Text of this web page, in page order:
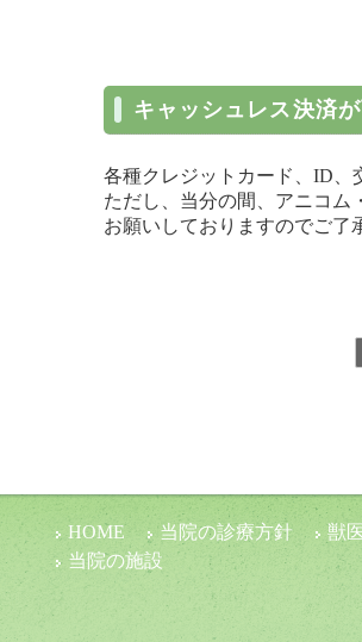
キャッシュレス決済
各種クレジットカード、ID、
ただし、当分の間、アニコム
お願いしておりますのでご了
HOME 当院の診療方針 獣
当院の施設